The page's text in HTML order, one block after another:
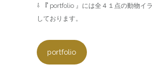
⇩ 『 portfolio 』には全４１点の動物イ
しております。
portfolio